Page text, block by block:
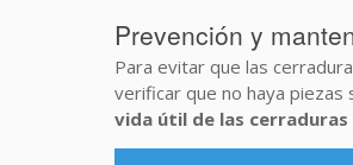
Prevención y
Para evitar que las
verificar que no haya
vida útil de las cerraduras